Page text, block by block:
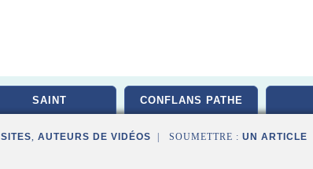
SAINT CONFLANS PATHE
SITES, AUTEURS DE VIDÉOS | SOUMETTRE : UN ARTICLE